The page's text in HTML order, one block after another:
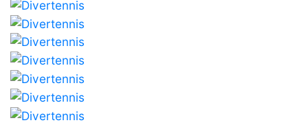
Campionat
Social de
Tennis
Quadres
de Joc
Quadre
d'Honor